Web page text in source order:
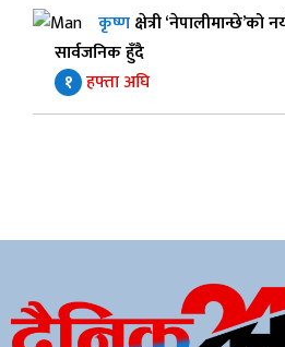
कृष्णक्षेत्री ‘नेपालीमान्छे’को
सार्वजनिक हुँदै
१ हफ्ता अघि